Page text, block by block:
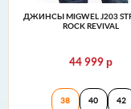
ДЖИНСЫ MIGWEL J203
ROCK REVIVAL
44 999 р
Джинсы
38 40 42